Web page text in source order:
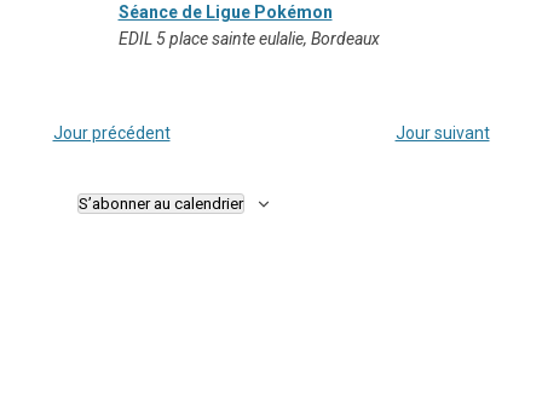
Séance de Ligue Pokémon
EDIL 5 place sainte eulalie, Bordeaux
Jour précédent Jour suivant
S’abonner au calendrier